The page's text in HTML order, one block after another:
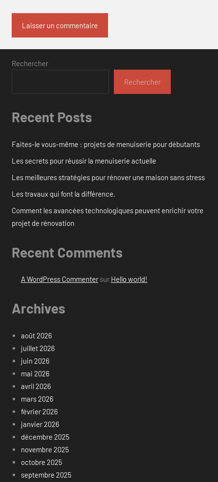
Rechercher
Rechercher
Recent Posts
Faites-le vous-même : projets de menuiserie pour débutants
Les secrets pour réussir la menuiserie actuelle
Les meilleures stratégies pour rénover une maison sans stress
Les travaux qui font la différence.
Comment les avancées technologiques peuvent enrichir votre
projet de rénovation
Recent Comments
A WordPress Commentersur Hello world!
Archives
août 2026
juillet 2026
juin 2026
mai 2026
avril 2026
mars 2026
février 2026
janvier 2026
décembre 2025
novembre 2025
octobre 2025
septembre 2025